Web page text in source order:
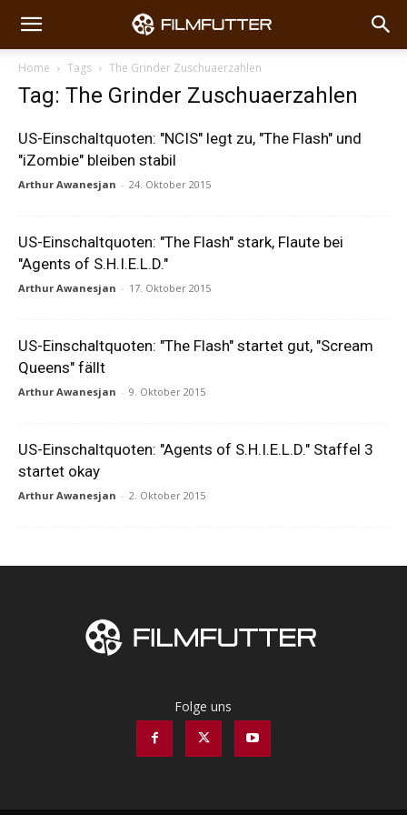
Home Tags The Grinder Zuschuaerzahlen
Tag: The Grinder Zuschuaerzahlen
US-Einschaltquoten: "NCIS" legt zu, "The Flash" und
"iZombie" bleiben stabil
Arthur Awanesjan - 24. Oktober 2015
US-Einschaltquoten: "The Flash" stark, Flaute bei
"Agents of S.H.I.E.L.D."
Arthur Awanesjan - 17. Oktober 2015
US-Einschaltquoten: "The Flash" startet gut, "Scream
Queens" fällt
Arthur Awanesjan - 9. Oktober 2015
US-Einschaltquoten: "Agents of S.H.I.E.L.D." Staffel 3
startet okay
Arthur Awanesjan - 2. Oktober 2015
Folge uns